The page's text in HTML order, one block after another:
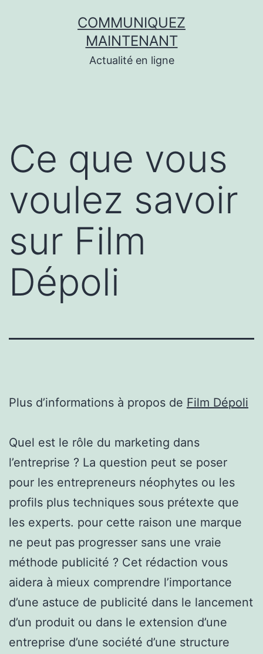
COMMUNIQUEZ
MAINTENANT
Actualité en ligne
Ce que vous
voulez savoir
sur Film
Dépoli
Plus d’informations à propos de Film Dépoli
Quel est le rôle du marketing dans
l’entreprise ? La question peut se poser
pour les entrepreneurs néophytes ou les
profils plus techniques sous prétexte que
les experts. pour cette raison une marque
ne peut pas progresser sans une vraie
méthode publicité ? Cet rédaction vous
aidera à mieux comprendre l’importance
d’une astuce de publicité dans le lancement
d’un produit ou dans le extension d’une
entreprise d’une société d’une structure